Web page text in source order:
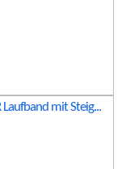
Laufband mit Steig...